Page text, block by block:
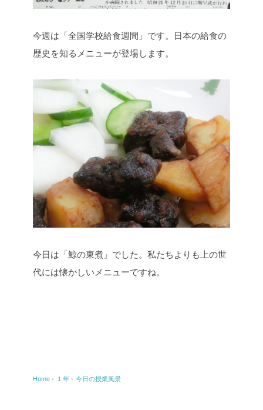
今週は「全国学校給食週間」です。日本の給食の
歴史を知るメニューが登場します。
今日は「鯨の東煮」でした。私たちよりも上の世
代には懐かしいメニューですね。
Home › １年 › 今日の授業風景